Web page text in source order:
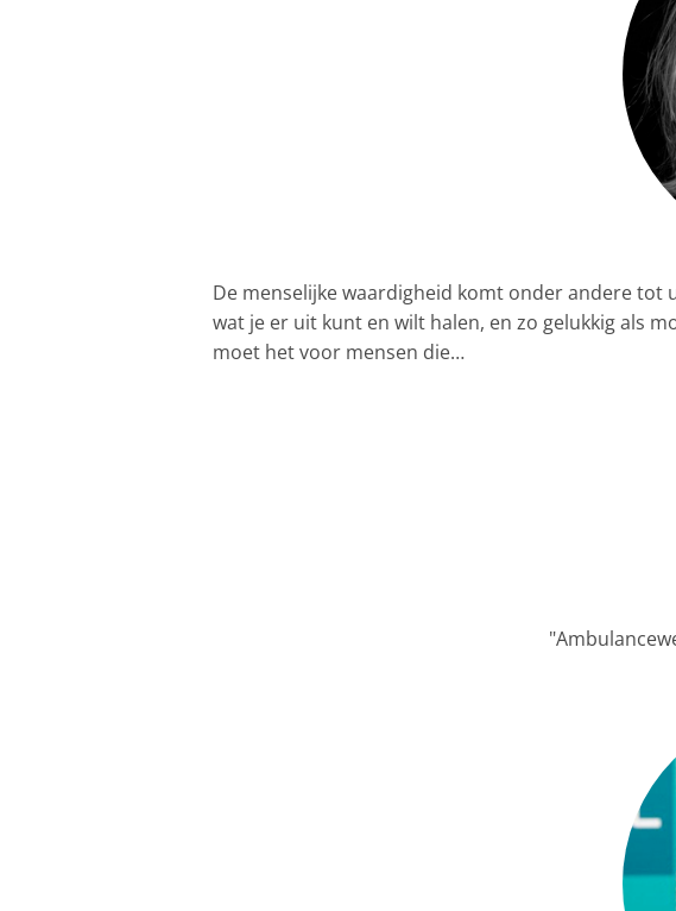
De menselijke waardigheid komt onder andere tot
wat je er uit kunt en wilt halen, en zo gelukkig als
moet het voor mensen die…